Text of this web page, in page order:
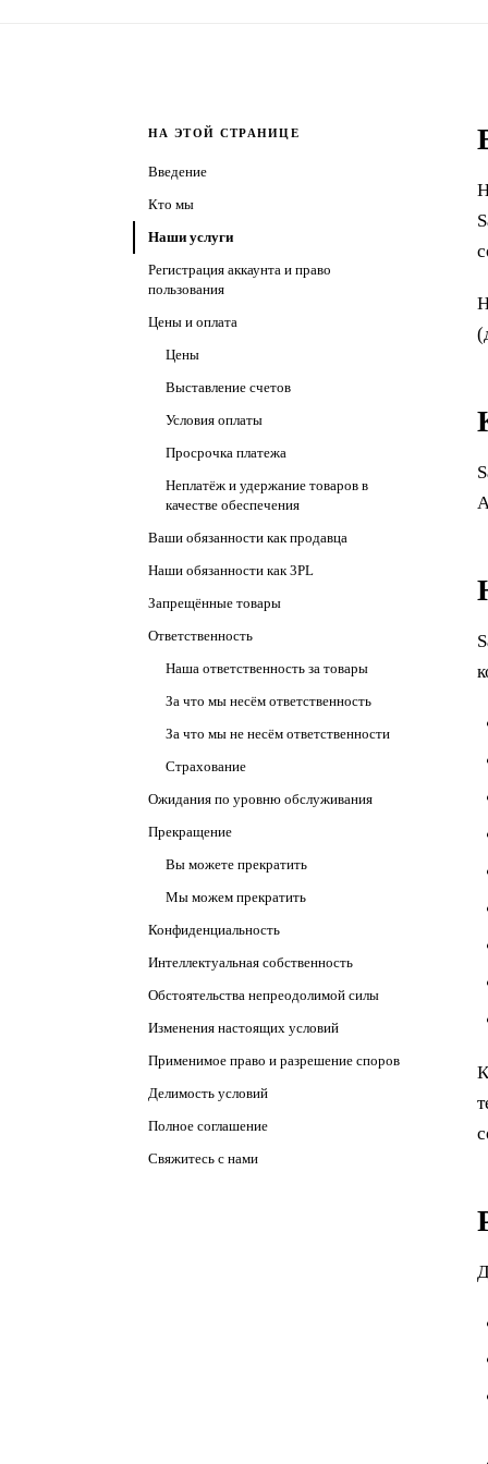
НА ЭТОЙ СТРАНИЦЕ
Введение
Кто мы
Наши услуги
Регистрация аккаунта и право
пользования
Цены и оплата
Цены
Выставление счетов
Условия оплаты
Просрочка платежа
Неплатёж и удержание товаров в
качестве обеспечения
Ваши обязанности как продавца
Наши обязанности как 3PL
Запрещённые товары
Ответственность
Наша ответственность за товары
За что мы несём ответственность
За что мы не несём ответственности
Страхование
Ожидания по уровню обслуживания
Прекращение
Вы можете прекратить
Мы можем прекратить
Конфиденциальность
Интеллектуальная собственность
Обстоятельства непреодолимой силы
Изменения настоящих условий
Применимое право и разрешение споров
Делимость условий
Полное соглашение
Свяжитесь с нами